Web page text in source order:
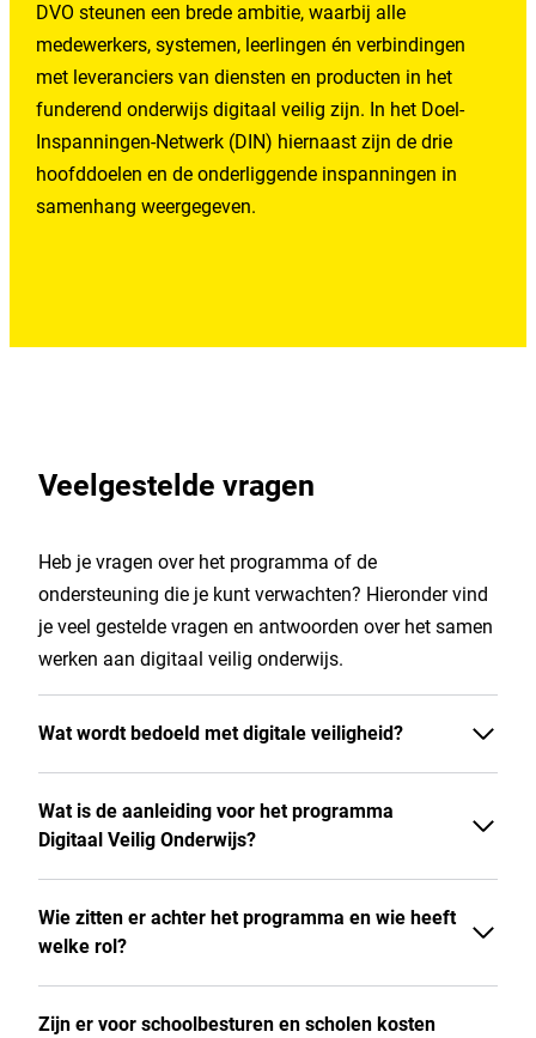
DVO steunen een brede ambitie, waarbij alle
medewerkers, systemen, leerlingen én verbindingen
met leveranciers van diensten en producten in het
funderend onderwijs digitaal veilig zijn. In het Doel-
Inspanningen-Netwerk (DIN) hiernaast zijn de drie
hoofddoelen en de onderliggende inspanningen in
samenhang weergegeven.
Veelgestelde vragen
Heb je vragen over het programma of de
ondersteuning die je kunt verwachten? Hieronder vind
je veel gestelde vragen en antwoorden over het samen
werken aan digitaal veilig onderwijs.
Wat wordt bedoeld met digitale veiligheid?
Wat is de aanleiding voor het programma
Digitaal Veilig Onderwijs?
Wie zitten er achter het programma en wie heeft
welke rol?
Zijn er voor schoolbesturen en scholen kosten